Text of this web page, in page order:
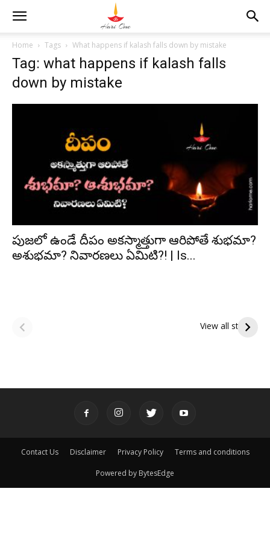
Home Tags What happens if kalash falls down by mistake
Tag: what happens if kalash falls
down by mistake
పుజలో ఉండే దీపం అకస్మాత్తుగా ఆరిపోతే శుభమా?
అశుభమా? నివారణలు ఏమిటి?! | Is...
View all stories
పితృదేవతల ఆశీర్వాదం
ఇంద్రకీలాద్రి గిరి ప్రదక్షిణ
Contact Us Disclaimer Privacy Policy Terms and conditions
Powered by BytesEdge